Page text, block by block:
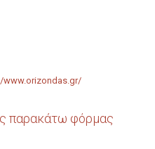
παρακάτω φόρμας